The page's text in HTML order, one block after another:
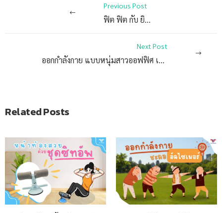
Previous Post
ฟิต ฟิต กับ ยิมบอล
Next Post
ออกกำลังกาย แบบหนุ่มสาวออฟฟิศ เผาผลาญไขมัน หุ่นดีแบบง่าย ๆ
Related Posts